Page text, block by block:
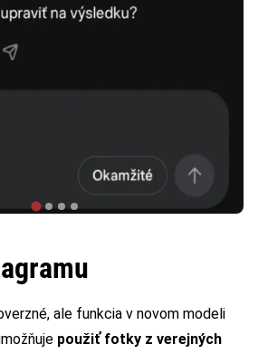
ale funkcia v novom modeli
použiť fotky z verejných